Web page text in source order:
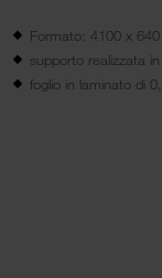
Formato: 4100 x
supporto realizzata
foglio in laminato di